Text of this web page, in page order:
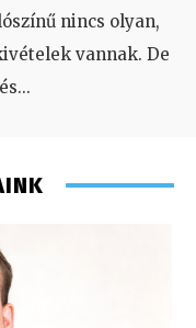
nincs olyan,
vannak. De
...